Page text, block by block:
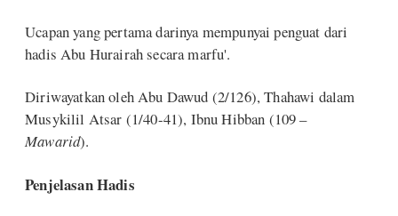
Ucapan yang pertama darinya mempunyai penguat dari
hadis Abu Hurairah secara marfu'.
Diriwayatkan oleh Abu Dawud (2/126), Thahawi dalam
Musykilil Atsar (1/40-41), Ibnu Hibban (109 –
Mawarid).
Penjelasan Hadis